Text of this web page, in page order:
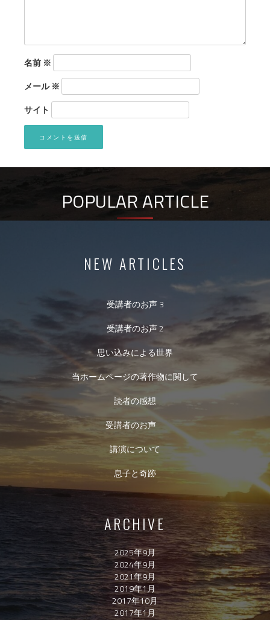
名前 ※
メール※
サイト
POPULAR ARTICLE
NEW ARTICLES
受講者のお声 3
受講者のお声 2
思い込みによる世界
当ホームページの著作物に関して
読者の感想
受講者のお声
講演について
息子と奇跡
ARCHIVE
2025年9月
2024年9月
2021年9月
2019年1月
2017年10月
2017年1月